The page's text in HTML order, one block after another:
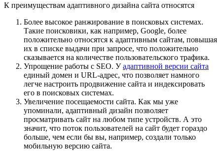
К преимуществам адаптивного дизайна сайта относятся
Более высокое ранжирование в поисковых системах.
Такие поисковики, как например, Google, более
положительно относятся к адаптивным сайтам, повышая
их в списке выдачи при запросе, что положительно
сказывается на количестве пользовательского трафика.
Упрощение работы с SEO. Уадаптивной версии сайта
единый домен и URL-адрес, что позволяет намного
легче настроить продвижение сайта и индексировать
его в поисковых системах.
Увеличение посещаемости сайта. Как мы уже
упоминали, адаптивный дизайн позволяет
просматривать сайт на любом типе устройств. А это
значит, что поток пользователей на сайт будет гораздо
больше, чем если бы вы, например, создали только
мобильную версию сайта.